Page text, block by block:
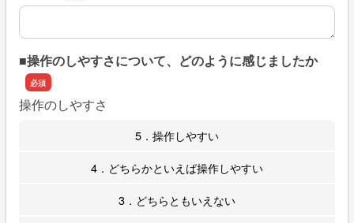
上記のように回答された具体的な理由があればご記入くだ
■操作のしやすさについて、どのように感じましたか
操作のしやすさ
5．操作しやすい
4．どちらかといえば操作しやすい
3．どちらともいえない